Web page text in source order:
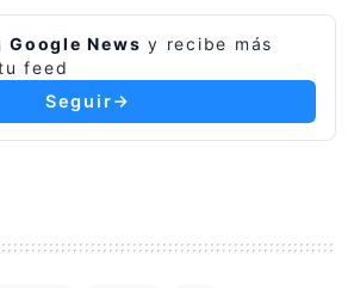
Google News y recibe más
feed
Seguir